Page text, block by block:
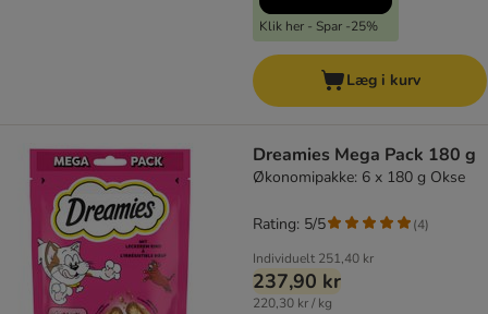
Klik her - Spar -25%
Læg i kurv
Dreamies Mega Pack 180 g
Økonomipakke: 6 x 180 g Okse
Individuelt 251,40 kr
237,90 kr
220,30 kr / kg
Rating: 5/5 (4)